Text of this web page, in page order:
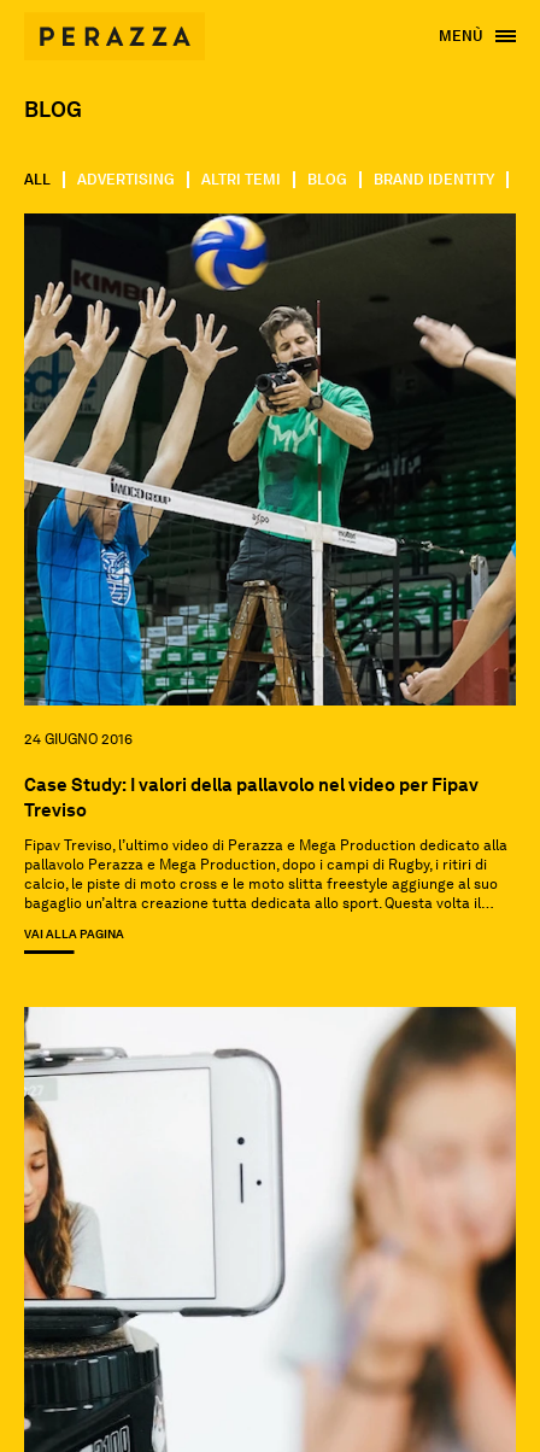
MENÙ
BLOG
ALL ADVERTISING ALTRI TEMI BLOG BRAND IDENTITY
24 GIUGNO 2016
Case Study: I valori della pallavolo nel video per Fipav
Treviso
Fipav Treviso, l’ultimo video di Perazza e Mega Production dedicato alla
pallavolo Perazza e Mega Production, dopo i campi di Rugby, i ritiri di
calcio, le piste di moto cross e le moto slitta freestyle aggiunge al suo
bagaglio un’altra creazione tutta dedicata allo sport. Questa volta il
VAI ALLA PAGINA